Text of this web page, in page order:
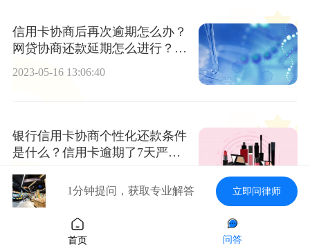
信用卡协商后再次逾期怎么办？
网贷协商还款延期怎么进行？_
2023-05-16 13:06:40
银行信用卡协商个性化还款条件
是什么？信用卡逾期了7天严重
2023-05-16 13:06:40
财产性收入包括哪些？贫困户财
1分钟提问，获取专业解答 立即问律师
首页 问答